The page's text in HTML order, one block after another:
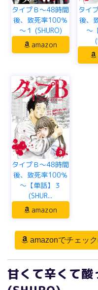
タイプＢ～48時間
後、致死率100％
～１ (SHURO)
amazon
タイ
後、
～
タイプＢ～48時間
後、致死率100％
～【単話】３
(SHUR...
amazon
amazonでチェッ
甘くて辛くて酸